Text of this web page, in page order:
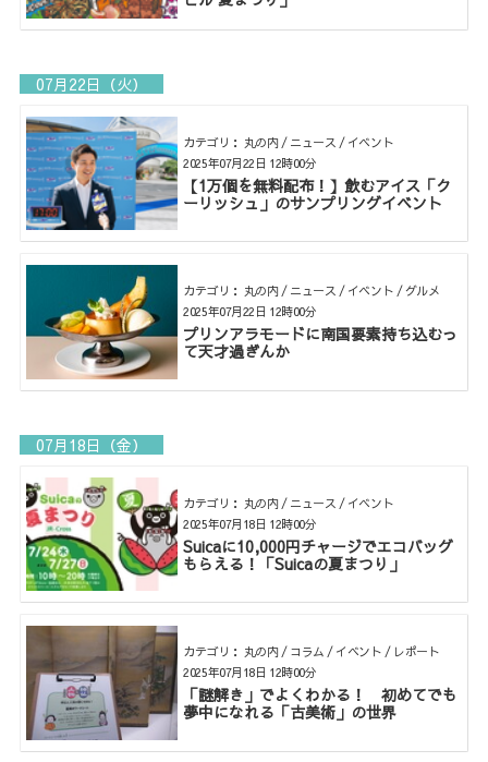
07月22日（火）
カテゴリ： 丸の内 / ニュース / イベント
【1万個を無料配布！】飲むアイス「ク
ーリッシュ」のサンプリングイベント
2025年07月22日 12時00分
カテゴリ： 丸の内 / ニュース / イベント / グルメ
プリンアラモードに南国要素持ち込むっ
て天才過ぎんか
2025年07月22日 12時00分
07月18日（金）
カテゴリ： 丸の内 / ニュース / イベント
Suicaに10,000円チャージでエコバッグ
もらえる！「Suicaの夏まつり」
2025年07月18日 12時00分
カテゴリ： 丸の内 / コラム / イベント / レポート
「謎解き」でよくわかる！ 初めてでも
夢中になれる「古美術」の世界
2025年07月18日 12時00分